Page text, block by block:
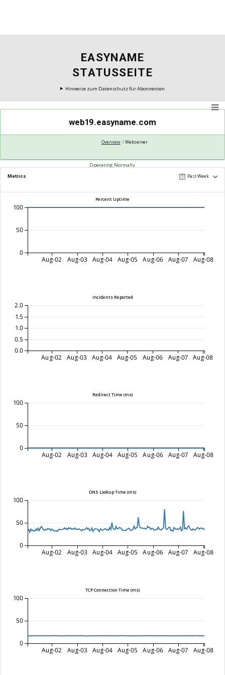
EASYNAME
STATUSSEITE
Hinweise zum Datenschutz für Abonnenten
web19.easyname.com
Overview Webserver
Operating Normally
Metrics Past Week
Percent Uptime
Aug-02 Aug-03 Aug-04 Aug-05 Aug-06 Aug-07 Aug-08
0
50
100
Incidents Reported
Aug-02 Aug-03 Aug-04 Aug-05 Aug-06 Aug-07 Aug-08
0.0
0.5
1.0
1.5
2.0
Redirect Time (ms)
Aug-02 Aug-03 Aug-04 Aug-05 Aug-06 Aug-07 Aug-08
0
50
100
DNS Lookup Time (ms)
Aug-02 Aug-03 Aug-04 Aug-05 Aug-06 Aug-07 Aug-08
0
50
100
TCP Connection Time (ms)
Aug-02 Aug-03 Aug-04 Aug-05 Aug-06 Aug-07 Aug-08
0
50
100